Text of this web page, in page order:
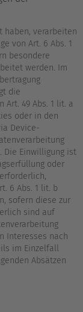
haben, verarbeiten
von Art. 6 Abs. 1
besondere
werden. Im
die
Art. 49 Abs. 1 lit. a
oder in den
Device-
Die Einwilligung ist
oder
6 Abs. 1 lit. b
sofern diese zur
sind auf
Interesses nach
im Einzelfall
Absätzen